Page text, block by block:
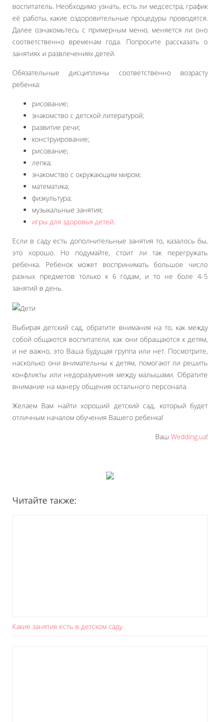
воспитатель. Необходимо узнать, есть ли медсестра, график
её работы, какие оздоровительные процедуры проводятся.
Далее ознакомьтесь с примерным меню, меняется ли оно
соответственно временам года. Попросите рассказать о
занятиях и развлечениях детей.
Обязательные дисциплины соответственно возрасту
ребенка:
рисование;
знакомство с детской литературой;
развитие речи;
конструирование;
рисование;
лепка;
знакомство с окружающим миром;
математика;
физкультура;
музыкальные занятия;
игры для здоровья детей.
Если в саду есть дополнительные занятия то, казалось бы,
это хорошо. Но подумайте, стоит ли так перегружать
ребенка. Ребенок может воспринимать большое число
разных предметов только к 6 годам, и то не боле 4-5
занятий в день.
Выбирая детский сад, обратите внимания на то, как между
собой общаются воспитатели, как они обращаются к детям,
и не важно, это Ваша будущая группа или нет. Посмотрите,
насколько они внимательны к детям, помогают ли решить
конфликты или недоразумения между малышами. Обратите
внимание на манеру общения остального персонала.
Желаем Вам найти хороший детский сад, который будет
отличным началом обучения Вашего ребенка!
Ваш Wedding.ua!
Читайте также:
Какие занятия есть в детском саду